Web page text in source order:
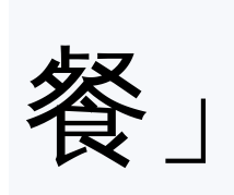
餐